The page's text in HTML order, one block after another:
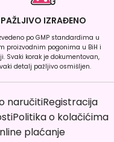
PAŽLJIVO IZRAĐENO
po GMP standardima u
proizvodnim pogonima u BiH i
Svaki korak je dokumentovan,
detalj pažljivo osmišljen.
naručitiRegistracija
Politika o kolačićima
plaćanje